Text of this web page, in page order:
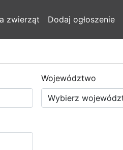
zwierząt Dodaj ogłoszenie
Województwo